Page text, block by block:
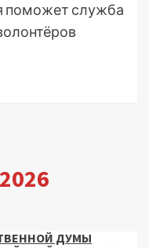
поможет служба
ДУМЫ